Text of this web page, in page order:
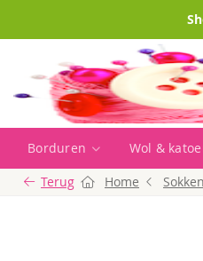
Borduren Wol &
Terug
Home